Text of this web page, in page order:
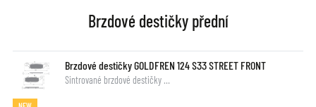
Brzdové destičky přední
Brzdové destičky GOLDFREN 124 S33 STREET FRONT
Sintrované brzdové destičky …